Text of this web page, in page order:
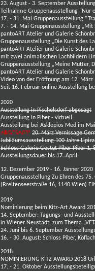
23. August - 3. September
Teilnahme Gruppenausstellung "Nur
17. - 31. Mai Gruppenausstellung
7. - 14. Mai Gruppenausstellung „Mit
pantoART Atelier und Galerie
Gruppenausstellung „Die Kunst des
pantoART Atelier und Galerie
mit zwei animalischen Lachbildern
Gruppenausstellung „Meine Mutter,
pantoART Atelier und Galerie
Video von der Eröffnung am 12. März
Seit 16. Februar online Ausstellung
2020
Ausstellung in Pischelsdorf abgesagt
Ausstellung in Piber - virtuell
Ausstellung bei Asklepios Med im
ABGESAGT! 20. MärzVernissage
Jubiläumsausstellung 100 Jahre
Schloss Galerie Gestüt Piber Piber 1,
Ausstellungsdauer bis 17. April
12. Dezember 2019 - 16. Jänner 2020
Gruppenausstellung Zu Ehren des
(Breitenseerstraße 16, 1140 Wien)
2019
Nominierung beim Kitz-Art Award
14. September: Tagungs- und
in Wiener Neustadt, zum Thema
24. Juni bis 6. September
16. - 30. August: Schloss Piber,
2018
NOMINIERUNG KITZ AWARD 2018
17. - 21. Oktober